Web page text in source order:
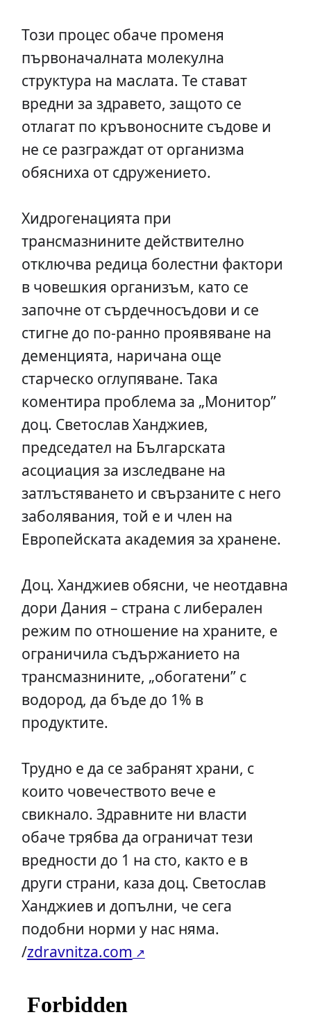
Този процес обаче променя
първоначалната молекулна
структура на маслата. Те стават
вредни за здравето, защото се
отлагат по кръвоносните съдове и
не се разграждат от организма
обясниха от сдружението.
Хидрогенацията при
трансмазнините действително
отключва редица болестни фактори
в човешкия организъм, като се
започне от сърдечносъдови и се
стигне до по-ранно проявяване на
деменцията, наричана още
старческо оглупяване. Така
коментира проблема за „Монитор”
доц. Светослав Ханджиев,
председател на Българската
асоциация за изследване на
затлъстяването и свързаните с него
заболявания, той е и член на
Европейската академия за хранене.
Доц. Ханджиев обясни, че неотдавна
дори Дания – страна с либерален
режим по отношение на храните, е
ограничила съдържанието на
трансмазнините, „обогатени” с
водород, да бъде до 1% в
продуктите.
Трудно е да се забранят храни, с
които човечеството вече е
свикнало. Здравните ни власти
обаче трябва да ограничат тези
вредности до 1 на сто, както е в
други страни, каза доц. Светослав
Ханджиев и допълни, че сега
подобни норми у нас няма.
/zdravnitza.com